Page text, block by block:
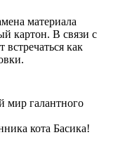
материала
картон. В связи с
встречаться как
мир галантного
кота Басика!